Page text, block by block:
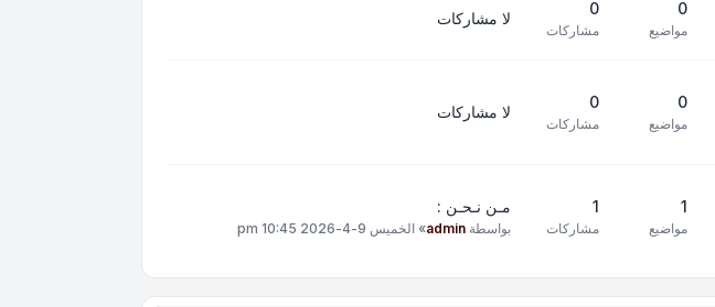
0
مواضيع
0
مشاركات
لا مشاركات
0
مواضيع
0
مشاركات
لا مشاركات
1
مواضيع
1
مشاركات
مـن نـحـن :
بواسطة admin
» الخميس 9-4-2026 10:45 pm